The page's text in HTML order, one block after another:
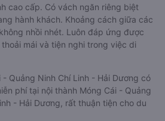
cao cấp. Có vách ngăn riêng biệt
hành khách. Khoảng cách giữa các
nhồi nhét. Luôn đáp ứng được
mái và tiện nghi trong việc di
Quảng Ninh Chí Linh - Hải Dương có
phí tại nội thành Móng Cái - Quảng
- Hải Dương, rất thuận tiện cho du